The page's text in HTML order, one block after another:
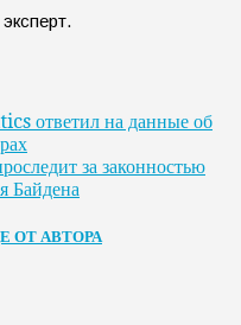
ответил на данные об
за законностью
Байдена
ОТ АВТОРА